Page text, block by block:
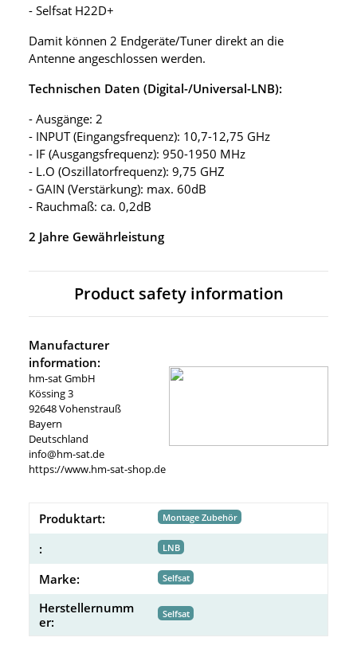
- Selfsat H22D+
Damit können 2 Endgeräte/Tuner direkt an die
Antenne angeschlossen werden.
Technischen Daten (Digital-/Universal-LNB):
- Ausgänge: 2
- INPUT (Eingangsfrequenz): 10,7-12,75 GHz
- IF (Ausgangsfrequenz): 950-1950 MHz
- L.O (Oszillatorfrequenz): 9,75 GHZ
- GAIN (Verstärkung): max. 60dB
- Rauchmaß: ca. 0,2dB
2 Jahre Gewährleistung
Product safety information
Manufacturer
information:
hm-sat GmbH
Kössing 3
92648 Vohenstrauß
Bayern
Deutschland
info@hm-sat.de
https://www.hm-sat-shop.de
Produktart: Montage Zubehör
: LNB
Marke: Selfsat
Herstellernumm
er:
Selfsat